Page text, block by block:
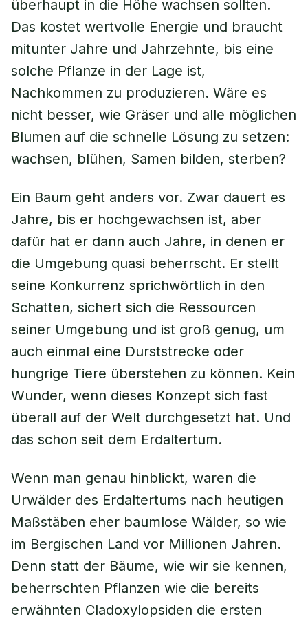
überhaupt in die Höhe wachsen sollten.
Das kostet wertvolle Energie und braucht
mitunter Jahre und Jahrzehnte, bis eine
solche Pflanze in der Lage ist,
Nachkommen zu produzieren. Wäre es
nicht besser, wie Gräser und alle möglichen
Blumen auf die schnelle Lösung zu setzen:
wachsen, blühen, Samen bilden, sterben?
Ein Baum geht anders vor. Zwar dauert es
Jahre, bis er hochgewachsen ist, aber
dafür hat er dann auch Jahre, in denen er
die Umgebung quasi beherrscht. Er stellt
seine Konkurrenz sprichwörtlich in den
Schatten, sichert sich die Ressourcen
seiner Umgebung und ist groß genug, um
auch einmal eine Durststrecke oder
hungrige Tiere überstehen zu können. Kein
Wunder, wenn dieses Konzept sich fast
überall auf der Welt durchgesetzt hat. Und
das schon seit dem Erdaltertum.
Wenn man genau hinblickt, waren die
Urwälder des Erdaltertums nach heutigen
Maßstäben eher baumlose Wälder, so wie
im Bergischen Land vor Millionen Jahren.
Denn statt der Bäume, wie wir sie kennen,
beherrschten Pflanzen wie die bereits
erwähnten Cladoxylopsiden die ersten